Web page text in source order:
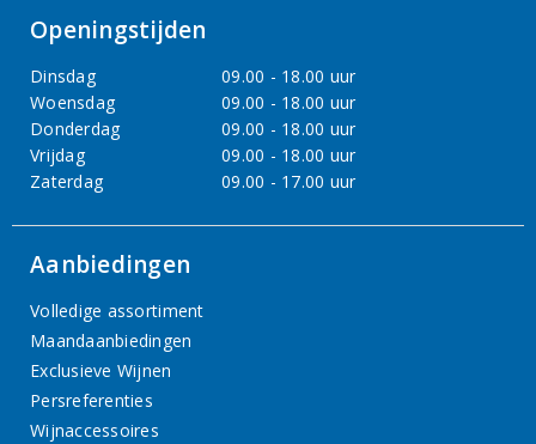
Openingstijden
Dinsdag
09.00 - 18.00 uur
Woensdag
09.00 - 18.00 uur
Donderdag
09.00 - 18.00 uur
Vrijdag
09.00 - 18.00 uur
Zaterdag
09.00 - 17.00 uur
Aanbiedingen
Volledige assortiment
Maandaanbiedingen
Exclusieve Wijnen
Persreferenties
Wijnaccessoires